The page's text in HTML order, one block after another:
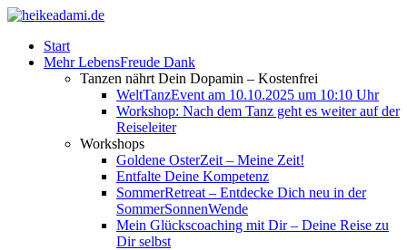
Start
Mehr LebensFreude Dank
Tanzen nährt Dein Dopamin – Kostenfrei
WeltTanzEvent am 10.10.2025 um 10:10 Uhr
Workshop: Nach dem Tanz geht es weiter auf der
Reiseleiter
Workshops
Goldene OsterZeit – Meine Zeit!
Entfalte Deine Kompetenz
SommerRetreat – Entdecke Dich neu in der
SommerSonnenWende
Mein Glückscoaching mit Dir – Deine Reise zu
Dir selbst